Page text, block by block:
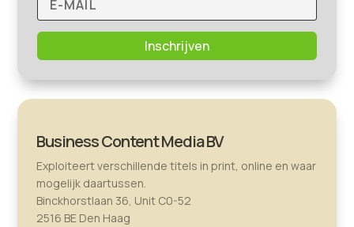
Inschrijven
Business Content Media BV
Exploiteert verschillende titels in print, online en waar
mogelijk daartussen.
Binckhorstlaan 36, Unit C0-52
2516 BE Den Haag